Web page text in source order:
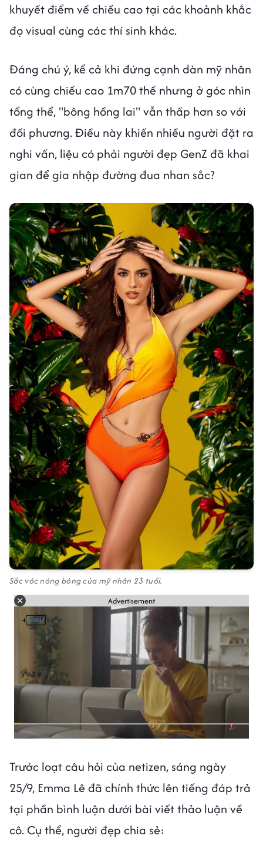
khuyết điểm về chiều cao tại các khoảnh khắc
đọ visual cùng các thí sinh khác.
Đáng chú ý, kể cả khi đứng cạnh dàn mỹ nhân
có cùng chiều cao 1m70 thế nhưng ở góc nhìn
tổng thể, "bông hồng lai" vẫn thấp hơn so với
đối phương. Điều này khiến nhiều người đặt ra
nghi vấn, liệu có phải người đẹp GenZ đã khai
gian để gia nhập đường đua nhan sắc?
Sắc vóc nóng bỏng của mỹ nhân 23 tuổi.
Advertisement
Trước loạt câu hỏi của netizen, sáng ngày
25/9, Emma Lê đã chính thức lên tiếng đáp trả
tại phần bình luận dưới bài viết thảo luận về
cô. Cụ thể, người đẹp chia sẻ: